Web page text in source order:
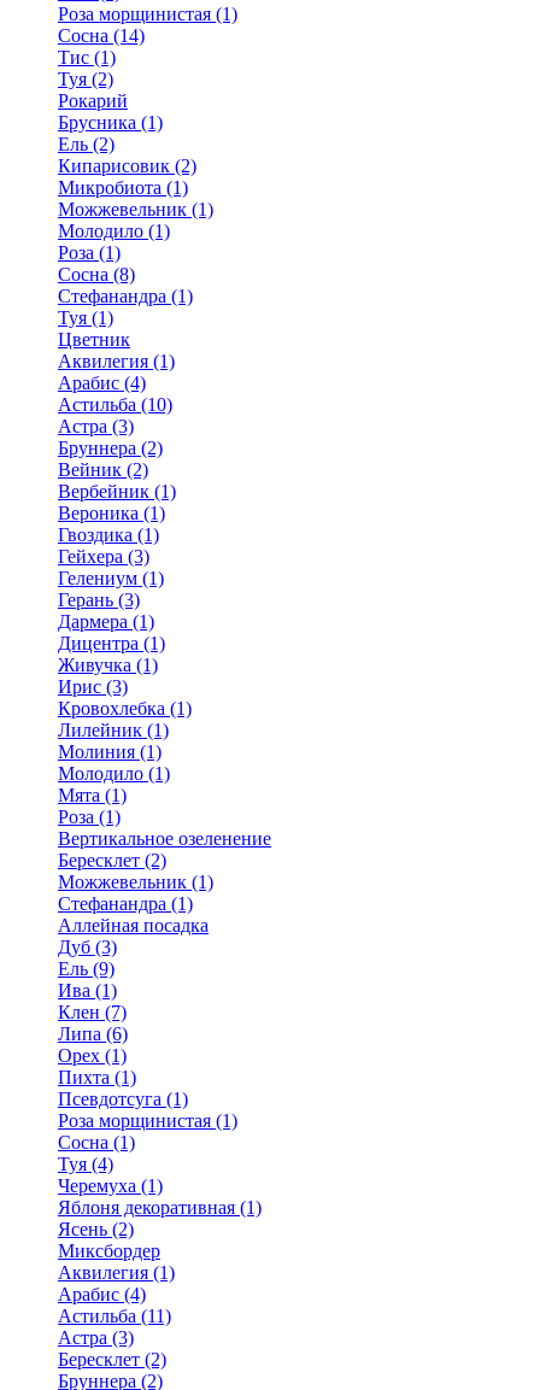
Роза морщинистая (1)
Сосна (14)
Тис (1)
Туя (2)
Рокарий
Брусника (1)
Ель (2)
Кипарисовик (2)
Микробиота (1)
Можжевельник (1)
Молодило (1)
Роза (1)
Сосна (8)
Стефанандра (1)
Туя (1)
Цветник
Аквилегия (1)
Арабис (4)
Астильба (10)
Астра (3)
Бруннера (2)
Вейник (2)
Вербейник (1)
Вероника (1)
Гвоздика (1)
Гейхера (3)
Гелениум (1)
Герань (3)
Дармера (1)
Дицентра (1)
Живучка (1)
Ирис (3)
Кровохлебка (1)
Лилейник (1)
Молиния (1)
Молодило (1)
Мята (1)
Роза (1)
Вертикальное озеленение
Бересклет (2)
Можжевельник (1)
Стефанандра (1)
Аллейная посадка
Дуб (3)
Ель (9)
Ива (1)
Клен (7)
Липа (6)
Орех (1)
Пихта (1)
Псевдотсуга (1)
Роза морщинистая (1)
Сосна (1)
Туя (4)
Черемуха (1)
Яблоня декоративная (1)
Ясень (2)
Миксбордер
Аквилегия (1)
Арабис (4)
Астильба (11)
Астра (3)
Бересклет (2)
Бруннера (2)